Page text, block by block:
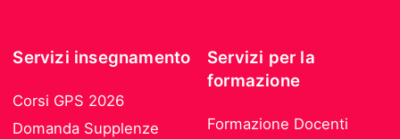
Servizi insegnamento
Corsi GPS 2026
Domanda Supplenze
Servizi per la
formazione
Formazione Docenti